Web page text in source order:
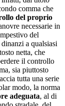
comma che
del proprio
necessarie in
del
a qualsiasi
netta, che
il controllo
sia piuttosto
tutta una serie
modo, la norma
adeguata, al di